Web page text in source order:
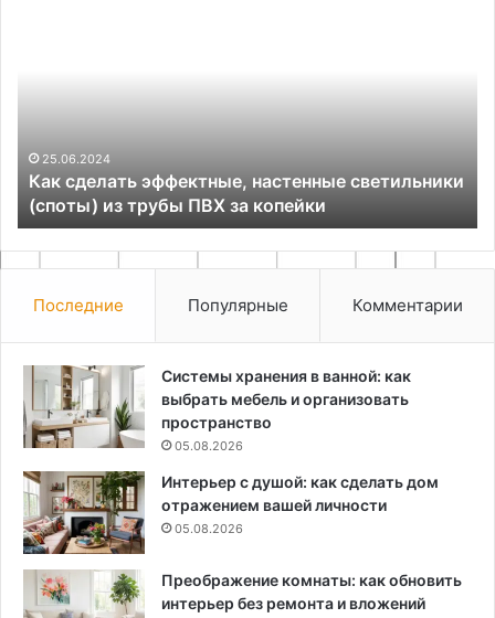
трубы
ПВХ
за
копейки
25.06.2024
Как сделать эффектные, настенные светильники
(споты) из трубы ПВХ за копейки
Последние Популярные Комментарии
Системы хранения в ванной: как
выбрать мебель и организовать
пространство
05.08.2026
Интерьер с душой: как сделать дом
отражением вашей личности
05.08.2026
Преображение комнаты: как обновить
интерьер без ремонта и вложений